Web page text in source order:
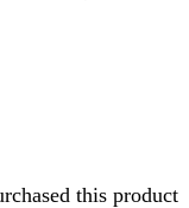
this product